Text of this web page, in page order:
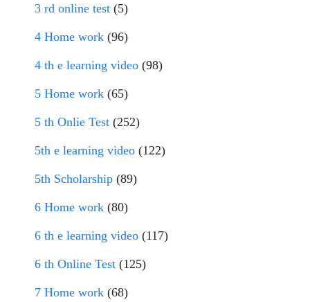
3 rd online test (5)
4 Home work (96)
4 th e learning video (98)
5 Home work (65)
5 th Onlie Test (252)
5th e learning video (122)
5th Scholarship (89)
6 Home work (80)
6 th e learning video (117)
6 th Online Test (125)
7 Home work (68)